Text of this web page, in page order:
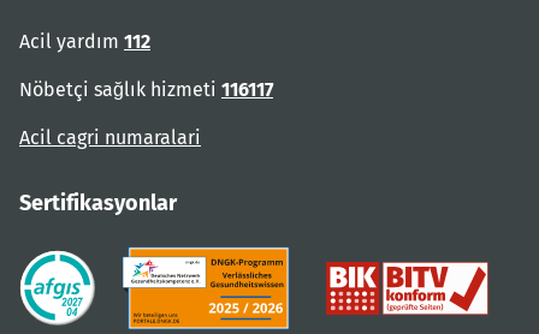
Acil yardım 112
Nöbetçi sağlık hizmeti 116117
Acil cagri numaralari
Sertifikasyonlar